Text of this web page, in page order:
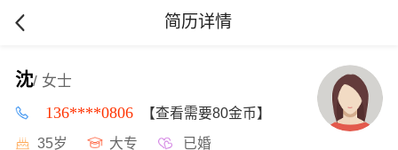
简历详情
沈/ 女士
136****0806 【查看需要80金币】
35岁 大专 已婚